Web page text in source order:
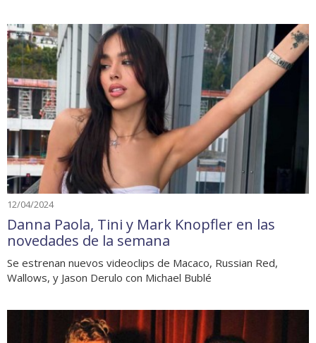
12/04/2024
Danna Paola, Tini y Mark Knopfler en las
novedades de la semana
Se estrenan nuevos videoclips de Macaco, Russian Red,
Wallows, y Jason Derulo con Michael Bublé